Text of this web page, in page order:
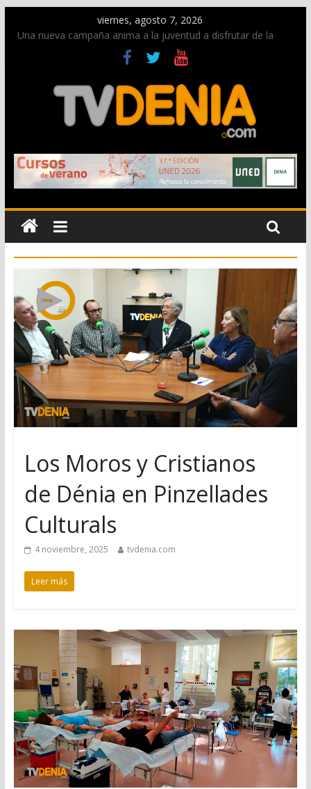
viernes, agosto 7, 2026
Una nueva campaña anima a la juventud a disfrutar de la
Paco Adsuar dona al Arxiu de Dénia más de 50.000 imágenes
de la memoria visual de la ciudad
La Entraeta Festera llena de ambiente la calle Marqués de
Campo con la recepción a la Capitanía Cristiana
El XII Festival de Jazz de Dénia reunirá durante agosto a
figuras nacionales e internacionales en los Jardins de
Torrecremada
Los Moros y Cristianos 2026 reciben las llaves de la ciudad y
dan inicio a las fiestas en Dénia
Los Moros y Cristianos
de Dénia en Pinzellades
Culturals
4 noviembre, 2025 tvdenia.com
Leer más